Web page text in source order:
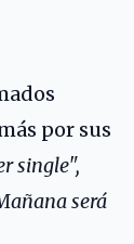
por sus
single",
será